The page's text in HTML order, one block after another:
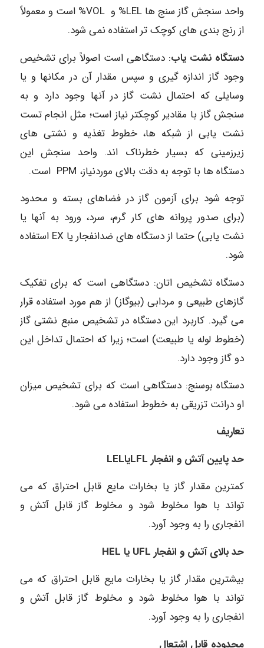
واحد سنجش گاز سنج ها LEL% و VOL% است و معمولاً
از رنج بندی های کوچک تر استفاده نمی شود.
دستگاه نشت یاب: دستگاهی است اصولاً برای تشخیص
وجود گاز اندازه گیری و سپس مقدار آن در مکانها و یا
وسایلی که احتمال نشت گاز در آنها وجود دارد و به
سنجش گاز با مقادیر کوچکتر نیاز است؛ مثل انجام تست
نشت یابی از شبکه ها، خطوط تغذیه و نشتی های
زیرزمینی که بسیار خطرناک اند. واحد سنجش این
دستگاه ها با توجه به دقت بالای موردنیاز، PPM است.
توجه شود برای آزمون گاز در فضاهای بسته و محدود
(برای صدور پروانه های کار گرم، سرد، ورود به آنها یا
نشت یابی) حتما از دستگاه های ضدانفجار یا EX استفاده
شود.
دستگاه تشخیص اتان: دستگاهی است که برای تفکیک
گازهای طبیعی و مردابی (بیوگاز) از هم مورد استفاده قرار
می گیرد. کاربرد این دستگاه در تشخیص منبع نشتی گاز
(خطوط لوله یا طبیعت) است؛ زیرا که احتمال تداخل این
دو گاز وجود دارد.
دستگاه بوسنج: دستگاهی است که برای تشخیص میزان
او درانت تزریقی به خطوط استفاده می شود.
تعاریف
حد پایین آتش و انفجارLFL یاLEL
کمترین مقدار گاز یا بخارات مایع قابل احتراق که می
تواند با هوا مخلوط شود و مخلوط گاز قابل آتش و
انفجاری را به وجود آورد.
حد بالای آتش و انفجارUFL یاHEL
بیشترین مقدار گاز یا بخارات مایع قابل احتراق که می
تواند با هوا مخلوط شود و مخلوط گاز قابل آتش و
انفجاری را به وجود آورد.
محدوده قابل اشتعال